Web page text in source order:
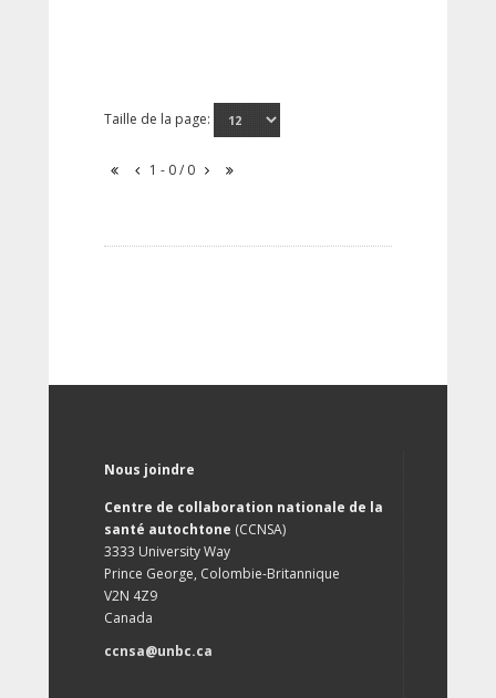
Taille de la page:
1 - 0 / 0
Nous joindre
Centre de collaboration nationale de la
santé autochtone (CCNSA)
3333 University Way
Prince George, Colombie-Britannique
V2N 4Z9
Canada
ccnsa@unbc.ca